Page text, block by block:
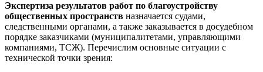
Экспертиза результатов работ по благоустройству
общественных пространств назначается судами,
следственными органами, а также заказывается в досудебном
порядке заказчиками (муниципалитетами, управляющими
компаниями, ТСЖ). Перечислим основные ситуации с
технической точки зрения: